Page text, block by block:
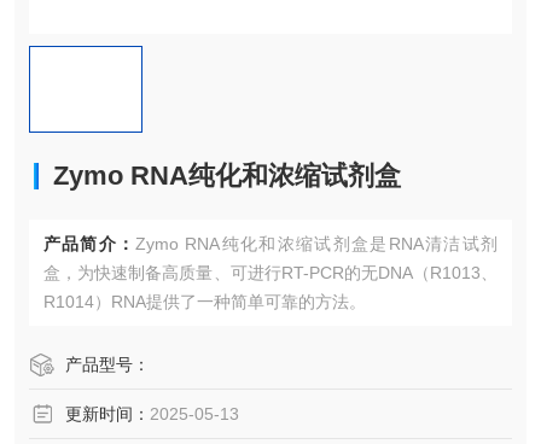
Zymo RNA纯化和浓缩试剂盒
产品简介： Zymo RNA纯化和浓缩试剂盒是RNA清洁试剂
盒，为快速制备高质量、可进行RT-PCR的无DNA（R1013、
R1014）RNA提供了一种简单可靠的方法。
产品型号：
更新时间： 2025-05-13